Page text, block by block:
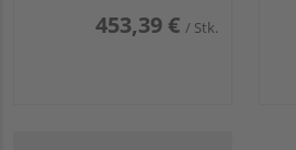
453,39 € / Stk.